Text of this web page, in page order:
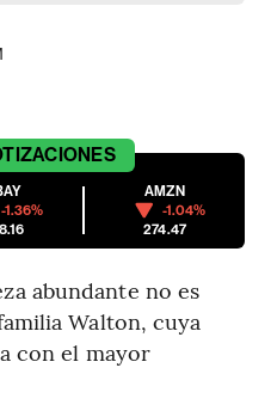
-1.36%
AMZN
-1.04%
274.47
abundante no es
Walton, cuya
con el mayor